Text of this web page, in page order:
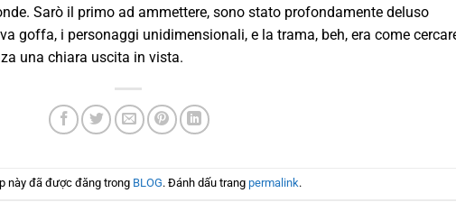
Sarò il primo ad ammettere, sono stato profondamente deluso
goffa, i personaggi unidimensionali, e la trama, beh, era come
una chiara uscita in vista.
này đã được đăng trong BLOG. Đánh dấu trangpermalink.